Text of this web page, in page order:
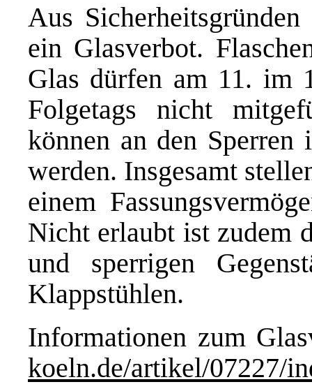
Aus
ein Glasverbot.
Glas dürfen am 11. im
Folgetags nicht
können an den Sperren
werden. Insgesamt
einem
Nicht erlaubt ist zudem
und sperrigen
Klappstühlen.
Informationen zum
koeln.de/artikel/07227/